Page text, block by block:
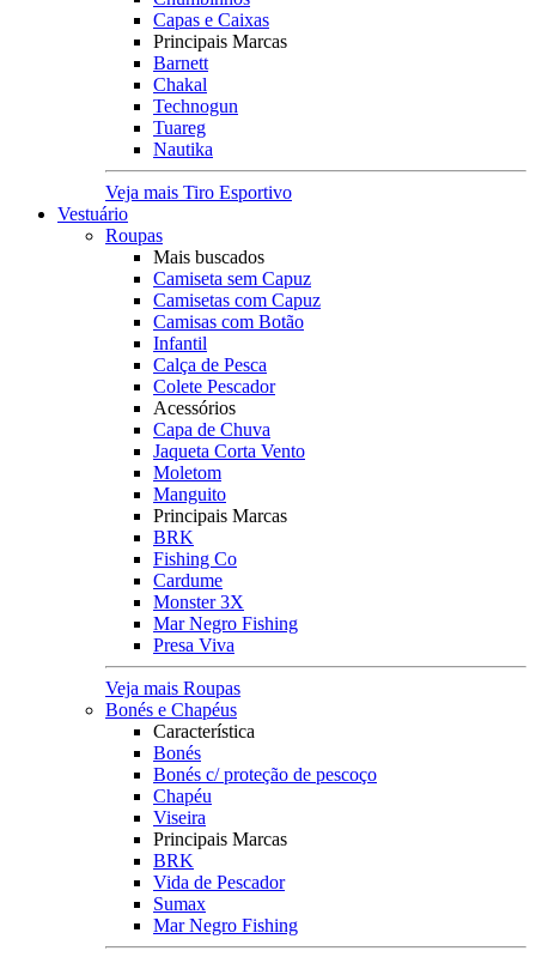
Capas e Caixas
Principais Marcas
Barnett
Chakal
Technogun
Tuareg
Nautika
Veja mais Tiro Esportivo
Vestuário
Roupas
Mais buscados
Camiseta sem Capuz
Camisetas com Capuz
Camisas com Botão
Infantil
Calça de Pesca
Colete Pescador
Acessórios
Capa de Chuva
Jaqueta Corta Vento
Moletom
Manguito
Principais Marcas
BRK
Fishing Co
Cardume
Monster 3X
Mar Negro Fishing
Presa Viva
Veja mais Roupas
Bonés e Chapéus
Característica
Bonés
Bonés c/ proteção de pescoço
Chapéu
Viseira
Principais Marcas
BRK
Vida de Pescador
Sumax
Mar Negro Fishing